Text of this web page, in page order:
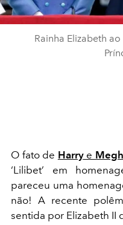
Rainha Elizabeth
O fato de Harrye
‘Lilibet’ em
pareceu uma
não! A recente
sentida por Elizabeth II